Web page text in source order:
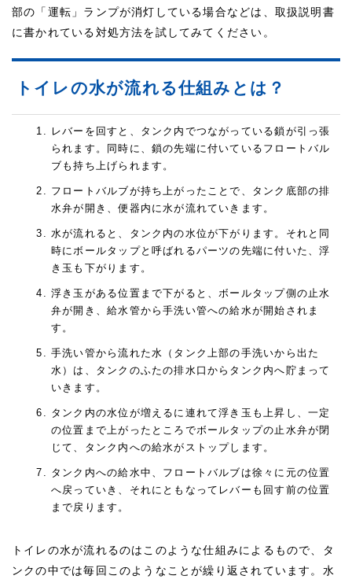
部の「運転」ランプが消灯している場合などは、取扱説明書
に書かれている対処方法を試してみてください。
トイレの水が流れる仕組みとは？
レバーを回すと、タンク内でつながっている鎖が引っ張
られます。同時に、鎖の先端に付いているフロートバル
ブも持ち上げられます。
フロートバルブが持ち上がったことで、タンク底部の排
水弁が開き、便器内に水が流れていきます。
水が流れると、タンク内の水位が下がります。それと同
時にボールタップと呼ばれるパーツの先端に付いた、浮
き玉も下がります。
浮き玉がある位置まで下がると、ボールタップ側の止水
弁が開き、給水管から手洗い管への給水が開始されま
す。
手洗い管から流れた水（タンク上部の手洗いから出た
水）は、タンクのふたの排水口からタンク内へ貯まって
いきます。
タンク内の水位が増えるに連れて浮き玉も上昇し、一定
の位置まで上がったところでボールタップの止水弁が閉
じて、タンク内への給水がストップします。
タンク内への給水中、フロートバルブは徐々に元の位置
へ戻っていき、それにともなってレバーも回す前の位置
まで戻ります。
トイレの水が流れるのはこのような仕組みによるもので、タ
ンクの中では毎回このようなことが繰り返されています。水